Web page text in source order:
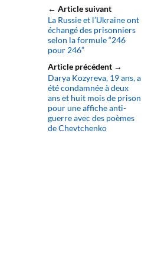
← Article suivant
La Russie et l’Ukraine ont
échangé des prisonniers
selon la formule “246
pour 246”
Article précédent →
Darya Kozyreva, 19 ans, a
été condamnée à deux
ans et huit mois de prison
pour une affiche anti-
guerre avec des poèmes
de Chevtchenko